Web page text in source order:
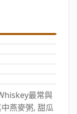
最常與
燕麥粥, 甜瓜